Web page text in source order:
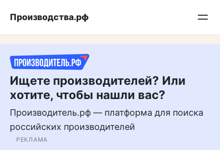
Подписывайтесь на нас в MAX
Производства.рф
Ищете производителей? Или
хотите, чтобы нашли вас?
Производитель.рф — платформа для поиска
российских производителей
РЕКЛАМА